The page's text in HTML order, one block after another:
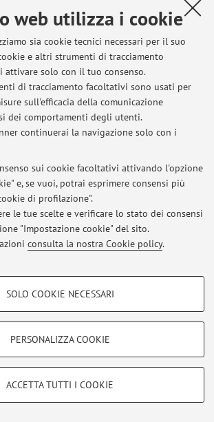
web utilizza i cookie
sia cookie tecnici necessari per il suo
e altri strumenti di tracciamento
attivare solo con il tuo consenso.
di tracciamento facoltativi sono usati per
sull'efficacia della comunicazione
dei comportamenti degli utenti.
continuerai la navigazione solo con i
sui cookie facoltativi attivando l'opzione
e, se vuoi, potrai esprimere consensi più
di profilazione".
le tue scelte e verificare lo stato dei consensi
"Impostazione cookie" del sito.
consulta la nostra Cookie policy.
- FACOLTATIVI
NECESSARI
utilizzati, a titolo esemplificativo, per il corretto
SOLO COOKIE NECESSARI
PERSONALIZZA COOKIE
ACCETTA TUTTI I COOKIE
presenti contenuti.
Ultimi avvisi
non sono presenti avvisi.
gestire tutti i contenuti del sito.
STUDIORUM - Università di Bologna - Via
Bologna - Partita IVA: 01131710376